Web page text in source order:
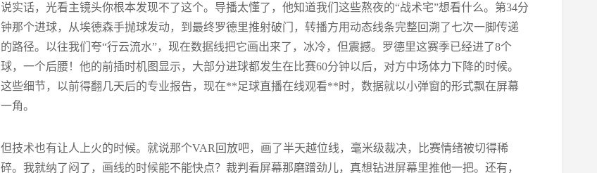
说实话，光看主镜头你根本发现不了这个。导播太懂了，他知道我们这些熬夜的“战术宅”想看什么。第34分
钟那个进球，从埃德森手抛球发动，到最终罗德里推射破门，转播方用动态线条完整回溯了七次一脚传递
的路径。以往我们夸“行云流水”，现在数据线把它画出来了，冰冷，但震撼。罗德里这赛季已经进了8个
球，一个后腰！他的前插时机图显示，大部分进球都发生在比赛60分钟以后，对方中场体力下降的时候。
这些细节，以前得翻几天后的专业报告，现在**足球直播在线观看**时，数据就以小弹窗的形式飘在屏幕
一角。
但技术也有让人上火的时候。就说那个VAR回放吧，画了半天越位线，毫米级裁决，比赛情绪被切得稀
碎。我就纳了闷了，画线的时候能不能快点？裁判看屏幕那磨蹭劲儿，真想钻进屏幕里推他一把。还有，